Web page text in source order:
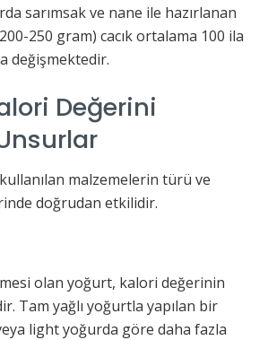
sarımsak ve nane ile hazırlanan
250 gram) cacık ortalama 100 ila
değişmektedir.
Değerini
malzemelerin türü ve
doğrudan etkilidir.
olan yoğurt, kalori değerinin
Tam yağlı yoğurtla yapılan bir
veya light yoğurda göre daha fazla